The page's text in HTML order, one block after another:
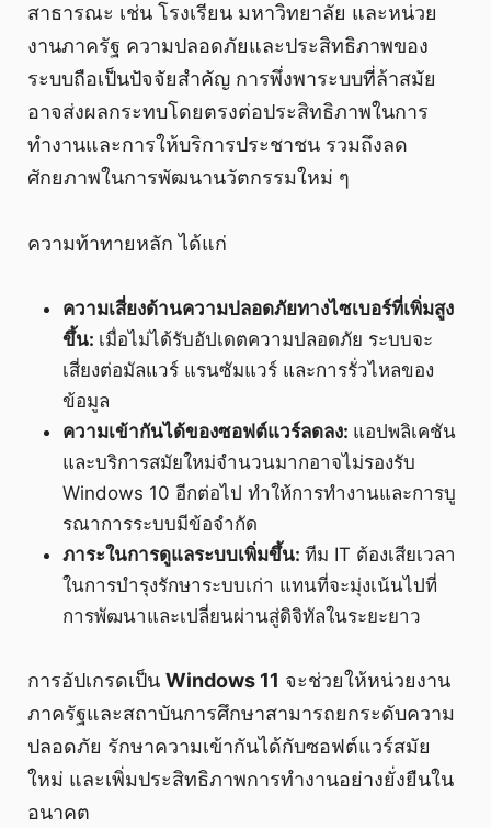
สาธารณะ เช่น โรงเรียน มหาวิทยาลัย และหน่วย
งานภาครัฐ ความปลอดภัยและประสิทธิภาพของ
ระบบถือเป็นปัจจัยสำคัญ การพึ่งพาระบบที่ล้าสมัย
อาจส่งผลกระทบโดยตรงต่อประสิทธิภาพในการ
ทำงานและการให้บริการประชาชน รวมถึงลด
ศักยภาพในการพัฒนานวัตกรรมใหม่ ๆ
ความท้าทายหลัก ได้แก่
ความเสี่ยงด้านความปลอดภัยทางไซเบอร์ที่เพิ่มสูง
ขึ้น: เมื่อไม่ได้รับอัปเดตความปลอดภัย ระบบจะ
เสี่ยงต่อมัลแวร์ แรนซัมแวร์ และการรั่วไหลของ
ข้อมูล
ความเข้ากันได้ของซอฟต์แวร์ลดลง: แอปพลิเคชัน
และบริการสมัยใหม่จำนวนมากอาจไม่รองรับ
Windows 10 อีกต่อไป ทำให้การทำงานและการบู
รณาการระบบมีข้อจำกัด
ภาระในการดูแลระบบเพิ่มขึ้น:ทีม IT ต้องเสียเวลา
ในการบำรุงรักษาระบบเก่า แทนที่จะมุ่งเน้นไปที่
การพัฒนาและเปลี่ยนผ่านสู่ดิจิทัลในระยะยาว
การอัปเกรดเป็น Windows 11 จะช่วยให้หน่วยงาน
ภาครัฐและสถาบันการศึกษาสามารถยกระดับความ
ปลอดภัย รักษาความเข้ากันได้กับซอฟต์แวร์สมัย
ใหม่ และเพิ่มประสิทธิภาพการทำงานอย่างยั่งยืนใน
อนาคต